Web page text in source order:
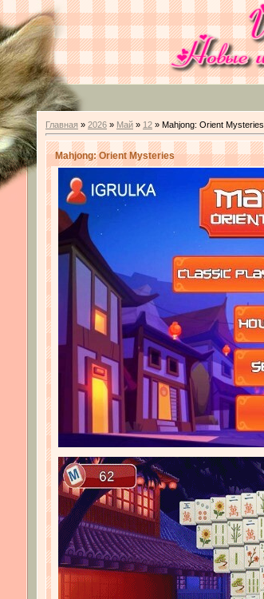
Главная » 2026 » Май » 12 » Mahjong: Orient Mysteries
Mahjong: Orient Mysteries